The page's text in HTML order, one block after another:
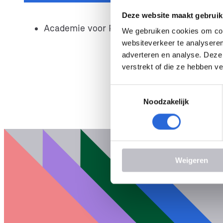
Deze website maakt
We gebruiken cookies om
websiteverkeer te
adverteren en analyse.
verstrekt of die ze hebben
m
i
n
Noodzakelijk
Weigeren
Academie voor Podologie
Wet